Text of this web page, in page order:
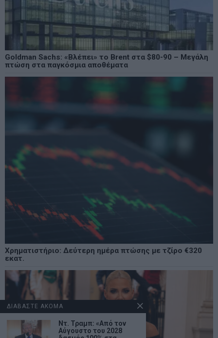
Goldman Sachs: «Βλέπει» το Brent στα $80-90 – Μεγάλη
πτώση στα παγκόσμια αποθέματα
Χρηματιστήριο: Δεύτερη ημέρα πτώσης με τζίρο €320
εκατ.
ΔΙΑΒΑΣΤΕ ΑΚΟΜΑ
Ντ. Τραμπ: «Από τον
Αύγουστο του 2028